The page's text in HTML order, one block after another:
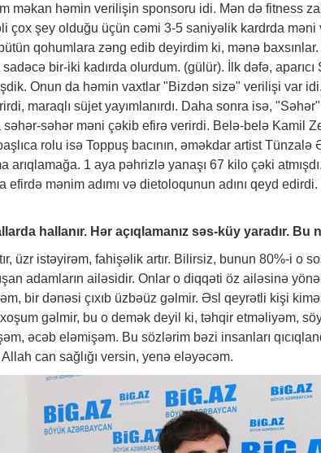
məkan həmin verilişin sponsoru idi. Mən də fitness
çox şey olduğu üçün cəmi 3-5 saniyəlik kardrda
qohumlara zəng edib deyirdim ki, mənə
bir-iki kadırda olurdum. (gülür). İlk dəfə, aparıcı
Onun da həmin vaxtlar "Bizdən sizə" verilişi var
maraqlı süjet yayımlanırdı. Daha sonra isə, "Səhər"
səhər-səhər məni çəkib efirə verirdi. Belə-belə Kamil
rolu isə Toppuş bacının, əməkdar artist
arıqlamağa. 1 aya pəhrizlə yanaşı 67 kilo çəki
efirdə mənim adımı və dietoloqunun adını qeyd
hallanır. Hər açıqlamanız səs-küy yaradır. Bu
üzr istəyirəm, fahişəlik artır. Bilirsiz, bunun 80%-i o
adamların ailəsidir. Onlar o diqqəti öz ailəsinə
bir dənəsi çıxıb üzbəüz gəlmir. Əsl qeyrətli kişi
gəlmir, bu o demək deyil ki, təhqir etməliyəm,
əcəb eləmişəm. Bu sözlərim bəzi insanları
can sağlığı versin, yenə eləyəcəm.